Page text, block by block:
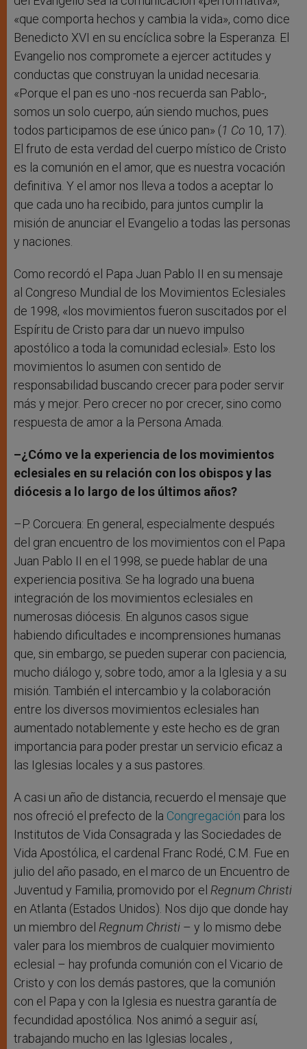
«que comporta hechos y cambia la vida», como dice
Benedicto XVI en su encíclica sobre la Esperanza. El
Evangelio nos compromete a ejercer actitudes y
conductas que construyan la unidad necesaria.
«Porque el pan es uno -nos recuerda san Pablo-,
somos un solo cuerpo, aún siendo muchos, pues
todos participamos de ese único pan» (1 Co 10, 17).
El fruto de esta verdad del cuerpo místico de Cristo
es la comunión en el amor, que es nuestra vocación
definitiva. Y el amor nos lleva a todos a aceptar lo
que cada uno ha recibido, para juntos cumplir la
misión de anunciar el Evangelio a todas las personas
y naciones.
Como recordó el Papa Juan Pablo II en su mensaje
al Congreso Mundial de los Movimientos Eclesiales
de 1998, «los movimientos fueron suscitados por el
Espíritu de Cristo para dar un nuevo impulso
apostólico a toda la comunidad eclesial». Esto los
movimientos lo asumen con sentido de
responsabilidad buscando crecer para poder servir
más y mejor. Pero crecer no por crecer, sino como
respuesta de amor a la Persona Amada.
–¿Cómo ve la experiencia de los movimientos
eclesiales en su relación con los obispos y las
diócesis a lo largo de los últimos años?
–P. Corcuera: En general, especialmente después
del gran encuentro de los movimientos con el Papa
Juan Pablo II en el 1998, se puede hablar de una
experiencia positiva. Se ha logrado una buena
integración de los movimientos eclesiales en
numerosas diócesis. En algunos casos sigue
habiendo dificultades e incomprensiones humanas
que, sin embargo, se pueden superar con paciencia,
mucho diálogo y, sobre todo, amor a la Iglesia y a su
misión. También el intercambio y la colaboración
entre los diversos movimientos eclesiales han
aumentado notablemente y este hecho es de gran
importancia para poder prestar un servicio eficaz a
las Iglesias locales y a sus pastores.
A casi un año de distancia, recuerdo el mensaje que
nos ofreció el prefecto de la Congregación para los
Institutos de Vida Consagrada y las Sociedades de
Vida Apostólica, el cardenal Franc Rodé, C.M. Fue en
julio del año pasado, en el marco de un Encuentro de
Juventud y Familia, promovido por el Regnum Christi
en Atlanta (Estados Unidos). Nos dijo que donde hay
un miembro del Regnum Christi – y lo mismo debe
valer para los miembros de cualquier movimiento
eclesial – hay profunda comunión con el Vicario de
Cristo y con los demás pastores, que la comunión
con el Papa y con la Iglesia es nuestra garantía de
fecundidad apostólica. Nos animó a seguir así,
trabajando mucho en las Iglesias locales ,